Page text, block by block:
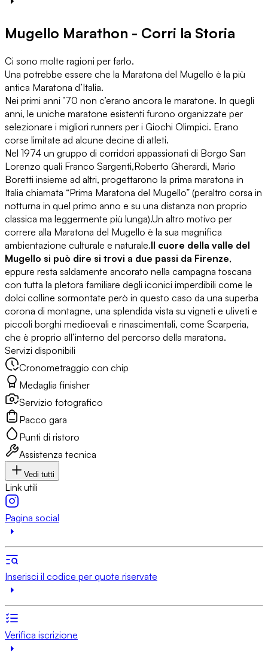
Mugello Marathon - Corri la Storia
Ci sono molte ragioni per farlo.
Una potrebbe essere che la Maratona del Mugello è la più
antica Maratona d’Italia.
Nei primi anni ’70 non c’erano ancora le maratone. In quegli
anni, le uniche maratone esistenti furono organizzate per
selezionare i migliori runners per i Giochi Olimpici. Erano
corse limitate ad alcune decine di atleti.
Nel 1974 un gruppo di corridori appassionati di Borgo San
Lorenzo quali Franco Sargenti,Roberto Gherardi, Mario
Boretti insieme ad altri, progettarono la prima maratona in
Italia chiamata “Prima Maratona del Mugello” (peraltro corsa in
notturna in quel primo anno e su una distanza non proprio
classica ma leggermente più lunga).Un altro motivo per
correre alla Maratona del Mugello è la sua magnifica
ambientazione culturale e naturale.Il cuore della valle del
Mugello si può dire si trovi a due passi da Firenze,
eppure resta saldamente ancorato nella campagna toscana
con tutta la pletora familiare degli iconici imperdibili come le
dolci colline sormontate però in questo caso da una superba
corona di montagne, una splendida vista su vigneti e uliveti e
piccoli borghi medioevali e rinascimentali, come Scarperia,
che è proprio all’interno del percorso della maratona.
Servizi disponibili
Cronometraggio con chip
Medaglia finisher
Servizio fotografico
Pacco gara
Punti di ristoro
Assistenza tecnica
Vedi tutti
Link utili
Pagina social
Inserisci il codice per quote riservate
Verifica iscrizione